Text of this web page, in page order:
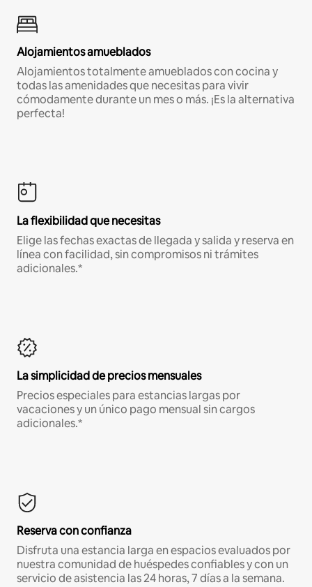
Alojamientos amueblados
Alojamientos totalmente amueblados con cocina y
todas las amenidades que necesitas para vivir
cómodamente durante un mes o más. ¡Es la alternativa
perfecta!
La flexibilidad que necesitas
Elige las fechas exactas de llegada y salida y reserva en
línea con facilidad, sin compromisos ni trámites
adicionales.*
La simplicidad de precios mensuales
Precios especiales para estancias largas por
vacaciones y un único pago mensual sin cargos
adicionales.*
Reserva con confianza
Disfruta una estancia larga en espacios evaluados por
nuestra comunidad de huéspedes confiables y con un
servicio de asistencia las 24 horas, 7 días a la semana.